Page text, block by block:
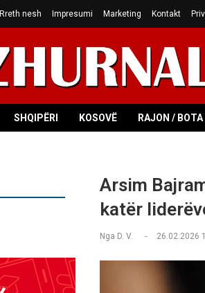
Rreth nesh Impresumi Marketing Kontakt
SHQIPËRI KOSOVË RAJON / BOTA
Arsim
katër
Nga D. V. 26.02.2026